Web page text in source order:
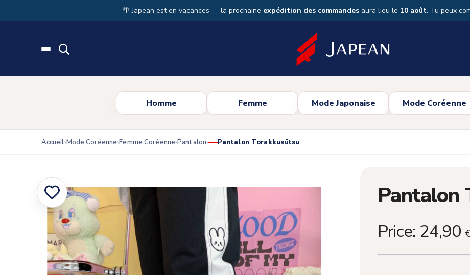
🌴 Japean est en vacances — la prochaine expédition des commandes aura lieu le 10 août. Tu peux
Homme Femme Mode Japonaise Mode Coréenne
Accueil Mode Coréenne Femme Coréenne Pantalon Pantalon Torakkusūtsu
Pantalon
Price: 24,90 €